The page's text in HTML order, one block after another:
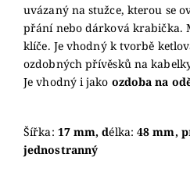
uvázaný na stužce, kterou se
přání nebo dárková krabička.
klíče. Je vhodný k tvorbě
ozdobných přívěsků na
Je vhodný i jako ozdoba na
Šířka: 17 mm, délka: 48 mm, p
jednostranný